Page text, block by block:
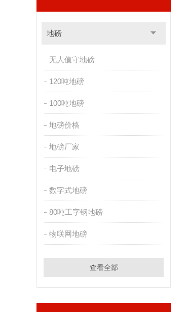
地磅
无人值守地磅
120吨地磅
100吨地磅
地磅价格
地磅厂家
电子地磅
数字式地磅
80吨工字钢地磅
物联网地磅
查看全部